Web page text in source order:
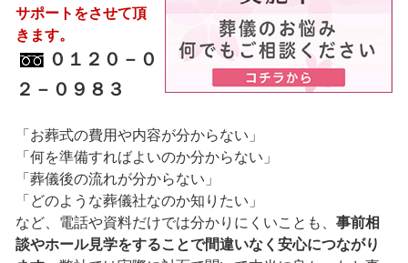
サポートをさせて頂
きます。
０１２０－０
２－０９８３
「お葬式の費用や内容が分からない」
「何を準備すればよいのか分からない」
「葬儀後の流れが分からない」
「どのような葬儀社なのか知りたい」
など、電話や資料だけでは分かりにくいことも、 事前相
談やホール見学をすることで間違いなく安心につながり